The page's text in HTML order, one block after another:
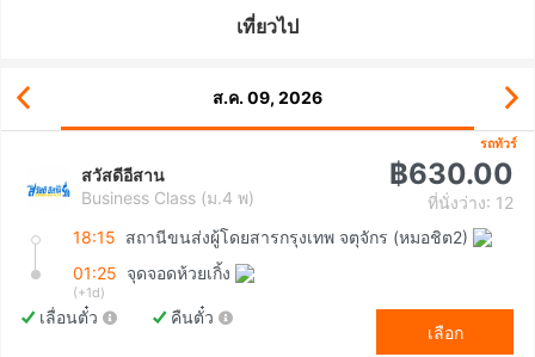
เที่ยวไป
ส.ค. 09, 2026
รถทัวร์
สวัสดีอีสาน
Business Class (ม.4 พ)
฿630.00
ที่นั่งว่าง: 12
18:15 สถานีขนส่งผู้โดยสารกรุงเทพ จตุจักร (หมอชิต2)
01:25 จุดจอดห้วยเกิ้ง
(+1d)
เลื่อนตั๋ว คืนตั๋ว
เลือก